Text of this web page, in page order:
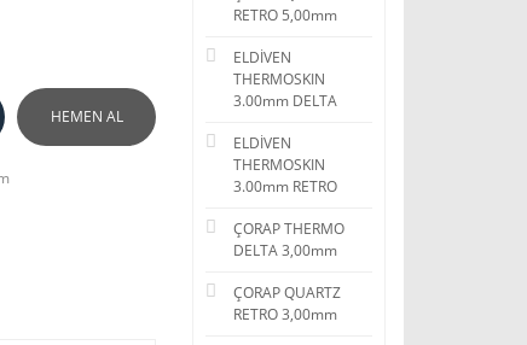
HEMEN AL
RETRO 5,00mm
ELDİVEN
THERMOSKIN
3.00mm DELTA
ELDİVEN
THERMOSKIN
3.00mm RETRO
ÇORAP THERMO
DELTA 3,00mm
ÇORAP QUARTZ
RETRO 3,00mm